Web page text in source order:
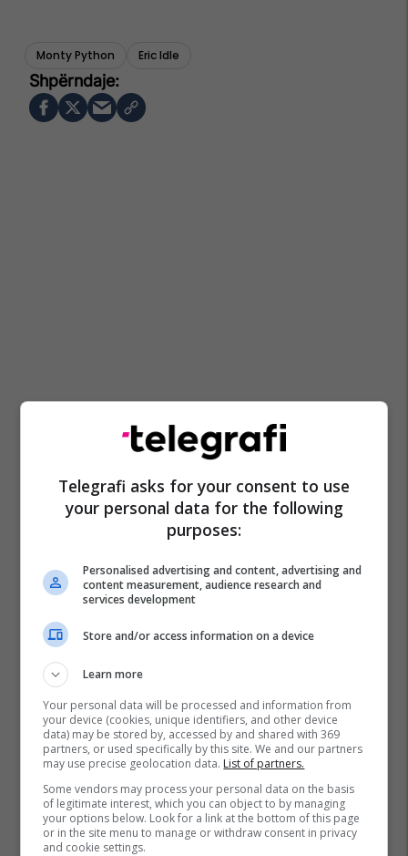
Monty Python Eric Idle
Promo
Si Bernardo Silva mund ta
dëshmojë vetën si pasuesi i
Luka Modricit te Real Madridi?
Edonis Bytyqi
Telegrafi asks for your consent to use
your personal data for the following
purposes:
Personalised advertising and content, advertising and
content measurement, audience research and
services development
Store and/or access information on a device
Learn more
Your personal data will be processed and information from
your device (cookies, unique identifiers, and other device
data) may be stored by, accessed by and shared with 369
partners, or used specifically by this site. We and our partners
may use precise geolocation data. List of partners.
Some vendors may process your personal data on the basis
of legitimate interest, which you can object to by managing
your options below. Look for a link at the bottom of this page
or in the site menu to manage or withdraw consent in privacy
and cookie settings.